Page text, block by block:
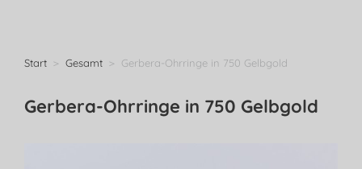
Sie befinden sich hier:
Start Gesamt Gerbera-Ohrringe in 750 Gelbgold
Gerbera-Ohrringe in 750 Gelbgold